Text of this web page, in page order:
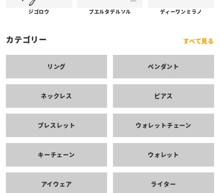
ジゴロウ プエルタデルソル ディーワンミラノ
カテゴリー すべて見る
リング ペンダント
ネックレス ピアス
ブレスレット ウォレットチェーン
キーチェーン ウォレット
アイウェア ライター